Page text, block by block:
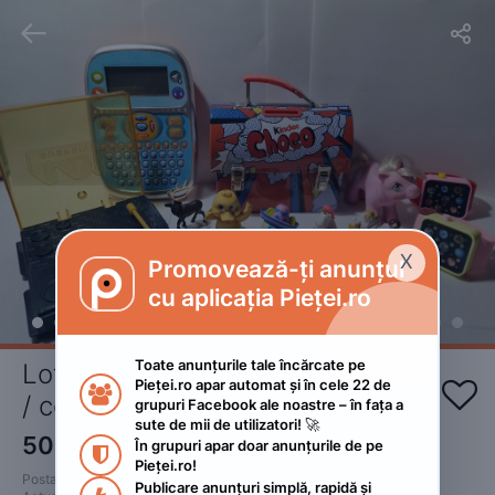
 
Lot de jucării vechi pentru copii
/ colecționari

50 RON
Postat
2026. ianuarie 8.
X
Promovează-ți anunțul
cu aplicația Pieței.ro

Toate anunțurile tale încărcate pe
Pieței.ro apar automat și în cele 22 de
grupuri Facebook ale noastre – în fața a
sute de mii de utilizatori! 🚀

În grupuri apar doar anunțurile de pe
Pieței.ro!
Publicare anunțuri simplă, rapidă și